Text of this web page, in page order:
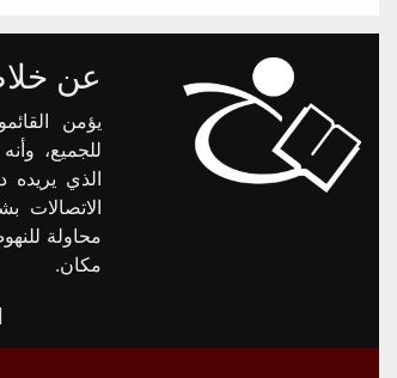
عن
يؤمن
للجميع،
الذي يريده
الاتصالات
محاولة
مكان.